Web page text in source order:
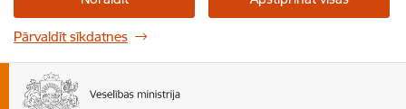
Pārvaldīt sīkdatnes